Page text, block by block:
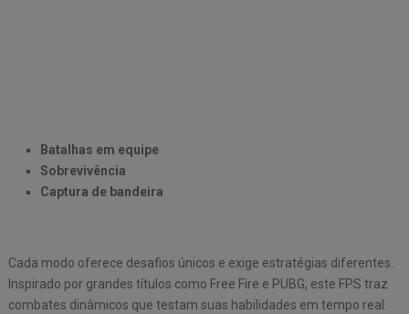
Batalhas em equipe
Sobrevivência
Captura de bandeira
Cada modo oferece desafios únicos e exige estratégias diferentes.
Inspirado por grandes títulos como Free Fire e PUBG, este FPS traz
combates dinâmicos que testam suas habilidades em tempo real.